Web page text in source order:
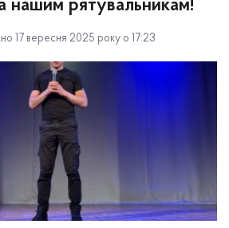
нашим рятувальникам!
17 вересня 2025 року о 17:23